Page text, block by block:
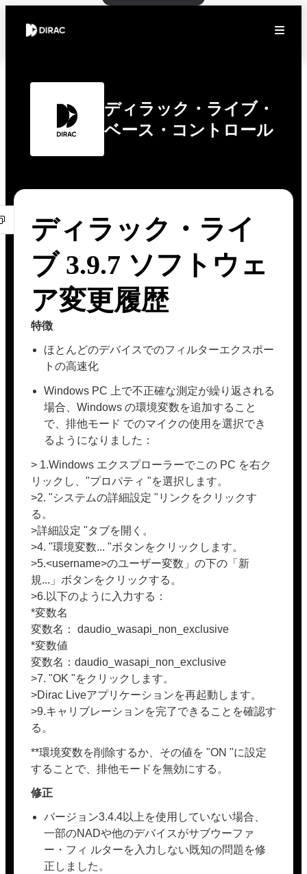
ディラック・ライブ・
ベース・コントロール
ディラック・ライ
ブ 3.9.7 ソフトウェ
ア変更履歴
特徴
ほとんどのデバイスでのフィルターエクスポー
トの高速化
Windows PC 上で不正確な測定が繰り返される
場合、Windows の環境変数を追加すること
で、排他モード でのマイクの使用を選択でき
るようになりました：
> 1.Windows エクスプローラーでこの PC を右ク
リックし、"プロパティ "を選択します。
>2. "システムの詳細設定 "リンクをクリックす
る。
>詳細設定 "タブを開く。
>4. "環境変数... "ボタンをクリックします。
>5.<username>のユーザー変数」の下の「新
規...」ボタンをクリックする。
>6.以下のように入力する：
*変数名
変数名： daudio_wasapi_non_exclusive
*変数値
変数名：daudio_wasapi_non_exclusive
>7. "OK "をクリックします。
>Dirac Liveアプリケーションを再起動します。
>9.キャリブレーションを完了できることを確認す
る。
**環境変数を削除するか、その値を "ON "に設定
することで、排他モードを無効にする。
修正
バージョン3.4.4以上を使用していない場合、
一部のNADや他のデバイスがサブウーファ
ー・フィ ルターを入力しない既知の問題を修
正しました。